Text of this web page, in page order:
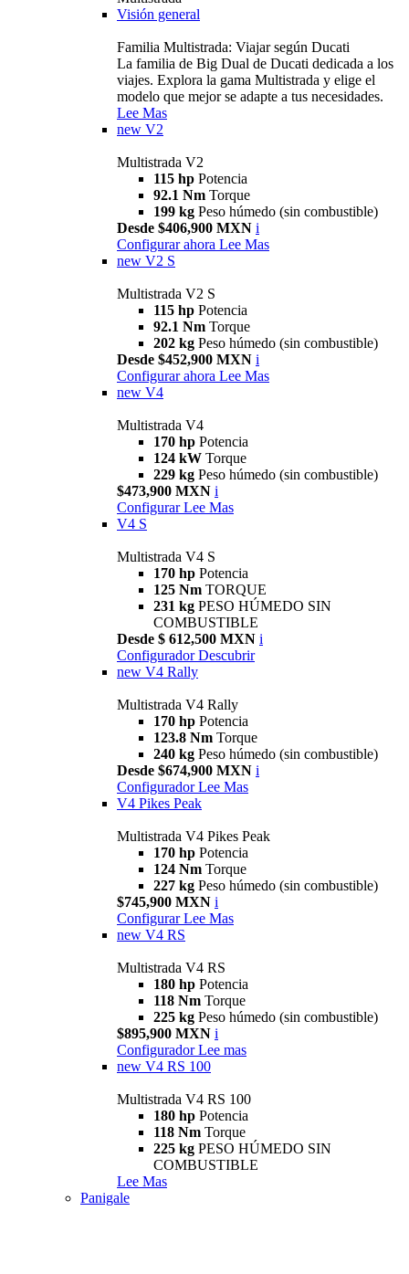
Visión general
Familia Multistrada: Viajar según Ducati
La familia de Big Dual de Ducati dedicada a los
viajes. Explora la gama Multistrada y elige el
modelo que mejor se adapte a tus necesidades.
Lee Mas
new V2
Multistrada V2
115 hp Potencia
92.1 Nm Torque
199 kg Peso húmedo (sin combustible)
Desde $406,900 MXN i
Configurar ahora Lee Mas
new V2 S
Multistrada V2 S
115 hp Potencia
92.1 Nm Torque
202 kg Peso húmedo (sin combustible)
Desde $452,900 MXN i
Configurar ahora Lee Mas
new V4
Multistrada V4
170 hp Potencia
124 kW Torque
229 kg Peso húmedo (sin combustible)
$473,900 MXN i
Configurar Lee Mas
V4 S
Multistrada V4 S
170 hp Potencia
125 Nm TORQUE
231 kg PESO HÚMEDO SIN
COMBUSTIBLE
Desde $ 612,500 MXN i
Configurador Descubrir
new V4 Rally
Multistrada V4 Rally
170 hp Potencia
123.8 Nm Torque
240 kg Peso húmedo (sin combustible)
Desde $674,900 MXN i
Configurador Lee Mas
V4 Pikes Peak
Multistrada V4 Pikes Peak
170 hp Potencia
124 Nm Torque
227 kg Peso húmedo (sin combustible)
$745,900 MXN i
Configurar Lee Mas
new V4 RS
Multistrada V4 RS
180 hp Potencia
118 Nm Torque
225 kg Peso húmedo (sin combustible)
$895,900 MXN i
Configurador Lee mas
new V4 RS 100
Multistrada V4 RS 100
180 hp Potencia
118 Nm Torque
225 kg PESO HÚMEDO SIN
COMBUSTIBLE
Lee Mas
Panigale